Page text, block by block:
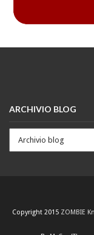
ARCHIVIO BLOG
Copyright 2015 ZOMBIE